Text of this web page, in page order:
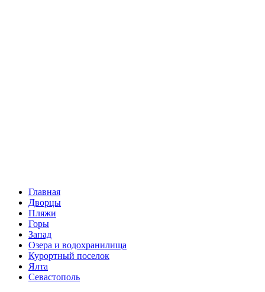
Главная
Дворцы
Пляжи
Горы
Запад
Озера и водохранилища
Курортный поселок
Ялта
Севастополь